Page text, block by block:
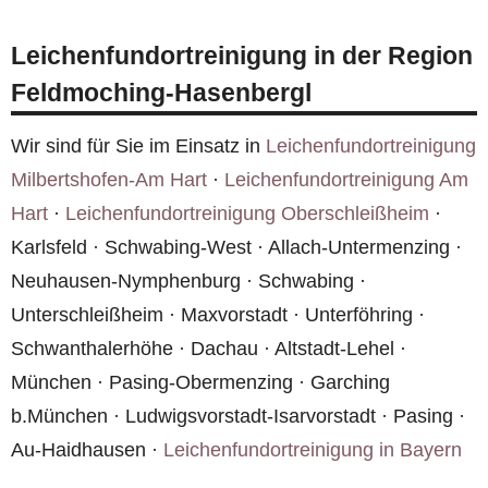
professioneller Schutzausrüstung und nach den
Richtlinien des Robert Koch-Instituts.
Leichenfundortreinigung in der Region
Feldmoching-Hasenbergl
Wir sind für Sie im Einsatz in Leichenfundortreinigung
Milbertshofen-Am Hart · Leichenfundortreinigung Am
Hart · Leichenfundortreinigung Oberschleißheim ·
Karlsfeld · Schwabing-West · Allach-Untermenzing ·
Neuhausen-Nymphenburg · Schwabing ·
Unterschleißheim · Maxvorstadt · Unterföhring ·
Schwanthalerhöhe · Dachau · Altstadt-Lehel ·
München · Pasing-Obermenzing · Garching
b.München · Ludwigsvorstadt-Isarvorstadt · Pasing ·
Au-Haidhausen · Leichenfundortreinigung in Bayern